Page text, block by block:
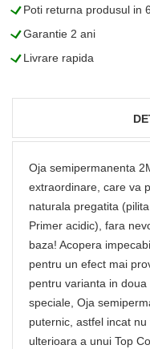
LPoti returna produsul in
LGarantie 2 ani
LLivrare rapida
Oja semipermanenta
extraordinare, care va
naturala pregatita
Primer acidic), fara
baza! Acopera
pentru un efect mai
pentru varianta in
speciale, Oja
puternic, astfel incat
ulterioara a unui Top